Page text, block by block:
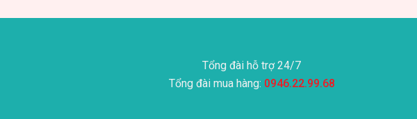
Tổng đài hỗ trợ 24/7
Tổng đài mua hàng: 0946.22.99.68